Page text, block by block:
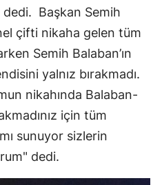
dedi. Başkan Semih
çifti nikaha gelen tüm
Semih Balaban’ın
yalnız bırakmadı.
nikahında Balaban-
için tüm
sunuyor sizlerin
dedi.